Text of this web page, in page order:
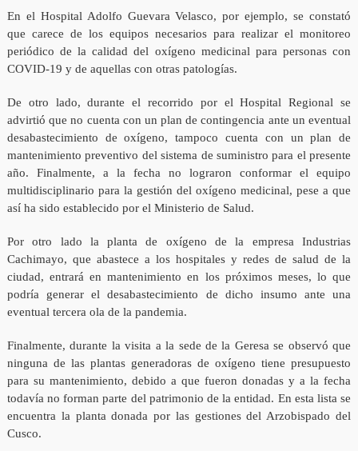
En el Hospital Adolfo Guevara Velasco, por ejemplo, se constató
que carece de los equipos necesarios para realizar el monitoreo
periódico de la calidad del oxígeno medicinal para personas con
COVID-19 y de aquellas con otras patologías.
De otro lado, durante el recorrido por el Hospital Regional se
advirtió que no cuenta con un plan de contingencia ante un eventual
desabastecimiento de oxígeno, tampoco cuenta con un plan de
mantenimiento preventivo del sistema de suministro para el presente
año. Finalmente, a la fecha no lograron conformar el equipo
multidisciplinario para la gestión del oxígeno medicinal, pese a que
así ha sido establecido por el Ministerio de Salud.
Por otro lado la planta de oxígeno de la empresa Industrias
Cachimayo, que abastece a los hospitales y redes de salud de la
ciudad, entrará en mantenimiento en los próximos meses, lo que
podría generar el desabastecimiento de dicho insumo ante una
eventual tercera ola de la pandemia.
Finalmente, durante la visita a la sede de la Geresa se observó que
ninguna de las plantas generadoras de oxígeno tiene presupuesto
para su mantenimiento, debido a que fueron donadas y a la fecha
todavía no forman parte del patrimonio de la entidad. En esta lista se
encuentra la planta donada por las gestiones del Arzobispado del
Cusco.